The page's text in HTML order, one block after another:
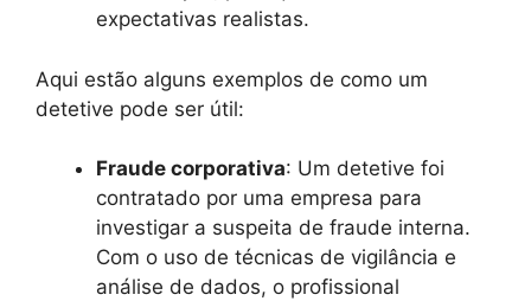
expectativas realistas.
Aqui estão alguns exemplos de como um
detetive pode ser útil:
Fraude corporativa: Um detetive foi
contratado por uma empresa para
investigar a suspeita de fraude interna.
Com o uso de técnicas de vigilância e
análise de dados, o profissional